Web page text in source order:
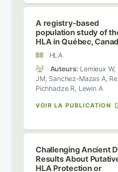
A registry-based
population study of
HLA in Québec,
HLA
Auteurs: Lemieux
JM, Sanchez-Mazas A,
Pichhadze R, Lewin A
VOIR LA PUBLICATION
Challenging Ancient
Results About
HLA Protection or